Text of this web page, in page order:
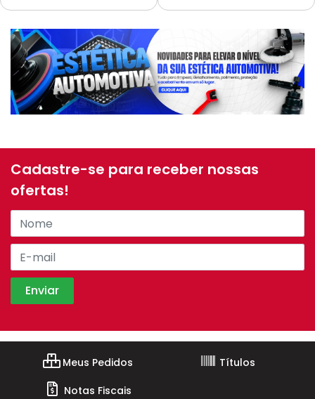
Cadastre-se para receber nossas
ofertas!
Meus Pedidos
Títulos
Notas Fiscais